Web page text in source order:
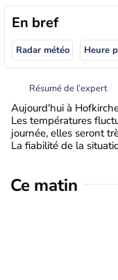
En bref
Radar météo Heure
Résumé de l’expert
Aujourd'hui à
Les températures
journée, elles seront
La fiabilité de la
Ce matin